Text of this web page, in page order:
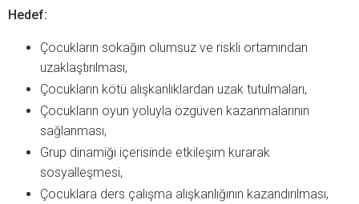
Hedef:
Çocukların sokağın olumsuz ve riskli ortamından
uzaklaştırılması,
Çocukların kötü alışkanlıklardan uzak tutulmaları,
Çocukların oyun yoluyla özgüven kazanmalarının
sağlanması,
Grup dinamiği içerisinde etkileşim kurarak
sosyalleşmesi,
Çocuklara ders çalışma alışkanlığının kazandırılması,